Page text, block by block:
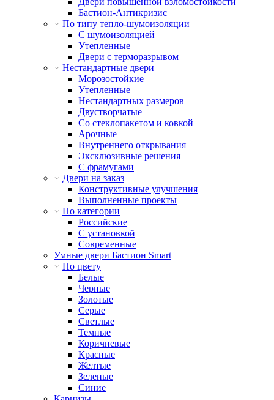
Бастион-Антикризис
По типу тепло-шумоизоляции
С шумоизоляцией
Утепленные
Двери с терморазрывом
Нестандартные двери
Морозостойкие
Утепленные
Нестандартных размеров
Двустворчатые
Со стеклопакетом и ковкой
Арочные
Внутреннего открывания
Эксклюзивные решения
С фрамугами
Двери на заказ
Конструктивные улучшения
Выполненные проекты
По категории
Российские
С установкой
Современные
Умные двери Бастион Smart
По цвету
Белые
Черные
Золотые
Серые
Светлые
Темные
Коричневые
Красные
Желтые
Зеленые
Синие